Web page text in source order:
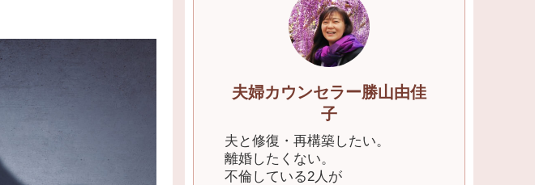
夫婦カウンセラー勝山由佳
子
夫と修復・再構築したい。
離婚したくない。
不倫している2人が